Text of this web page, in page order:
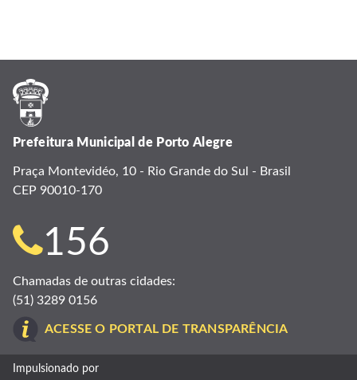
Prefeitura Municipal de Porto Alegre
Praça Montevidéo, 10 - Rio Grande do Sul - Brasil
CEP 90010-170
Telefone
para
contato:
156
Chamadas de outras cidades:
(51) 3289 0156
ACESSE O PORTAL DE TRANSPARÊNCIA
Impulsionado por